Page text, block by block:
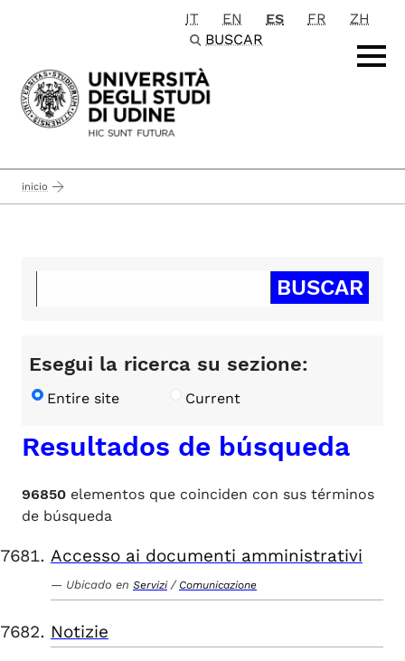
Passa al contenuto principale
IT EN ES FR
ZH
BUSCAR
inicio
Esegui la ricerca su sezione:
Entire site Current
Resultados de búsqueda
96850 elementos que coinciden con sus términos
de búsqueda
Accesso ai documenti amministrativi
Ubicado en Servizi / Comunicazione
Notizie